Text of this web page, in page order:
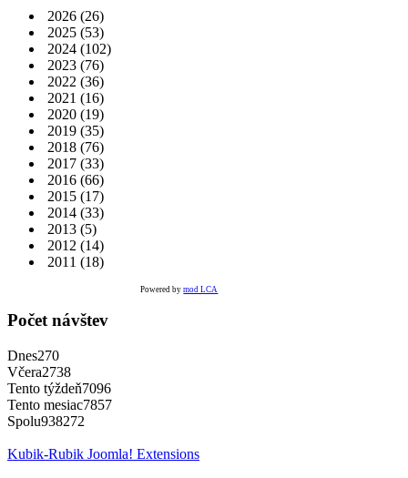
2026 (26)
2025 (53)
2024 (102)
2023 (76)
2022 (36)
2021 (16)
2020 (19)
2019 (35)
2018 (76)
2017 (33)
2016 (66)
2015 (17)
2014 (33)
2013 (5)
2012 (14)
2011 (18)
Powered bymod LCA
Počet návštev
Dnes270
Včera2738
Tento týždeň7096
Tento mesiac7857
Spolu938272
Kubik-Rubik Joomla! Extensions